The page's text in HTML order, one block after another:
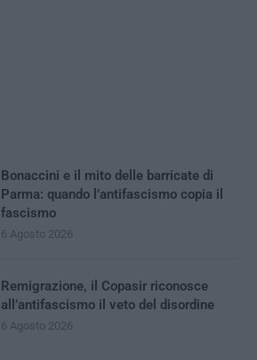
Bonaccini e il mito delle barricate di
Parma: quando l’antifascismo copia il
fascismo
6 Agosto 2026
Remigrazione, il Copasir riconosce
all’antifascismo il veto del disordine
6 Agosto 2026